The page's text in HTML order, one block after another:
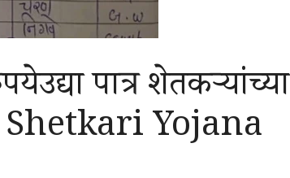
पात्र शेतकऱ्यांच्या
Shetkari Yojana